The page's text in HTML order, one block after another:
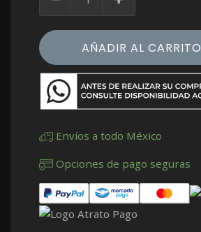
AÑADIR AL CARRITO
Envíos a todo México
Opciones de pago seguras